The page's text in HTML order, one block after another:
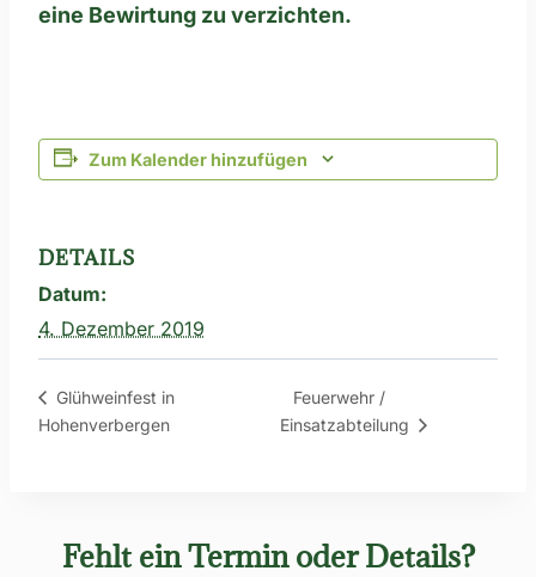
eine Bewirtung zu verzichten.
Zum Kalender hinzufügen
DETAILS
Datum:
4. Dezember 2019
Glühweinfest in
Hohenverbergen
Feuerwehr /
Einsatzabteilung
Fehlt ein Termin oder Details?